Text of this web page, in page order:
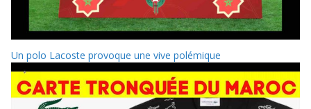
Un polo Lacoste provoque une vive polémique